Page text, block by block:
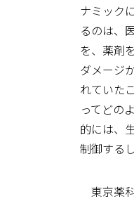
ナミック
るのは、
を、薬剤
ダメージ
れていた
ってどの
的には、
制御する
東京薬